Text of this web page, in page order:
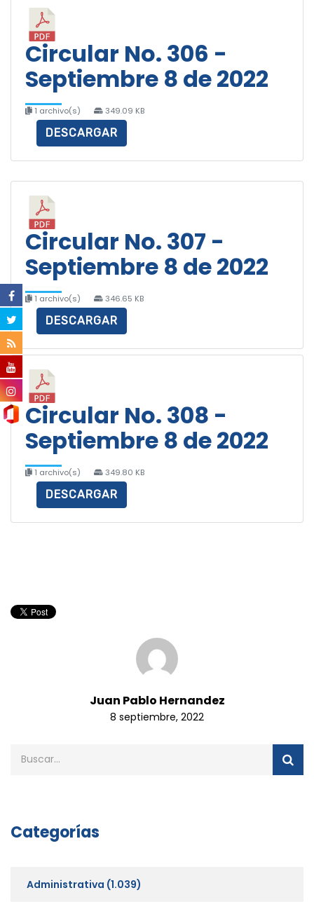
Circular No. 306 -
Septiembre 8 de 2022
1 archivo(s) 349.09 KB
DESCARGAR
Circular No. 307 -
Septiembre 8 de 2022
1 archivo(s) 346.65 KB
DESCARGAR
Circular No. 308 -
Septiembre 8 de 2022
1 archivo(s) 349.80 KB
DESCARGAR
Juan Pablo Hernandez
8 septiembre, 2022
Categorías
Administrativa (1.039)